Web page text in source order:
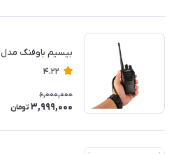
بیسیم باوفنگ مدل BF-888s اصل بسته دو عددی
4.22
6,000,000
3,999,000 تومان